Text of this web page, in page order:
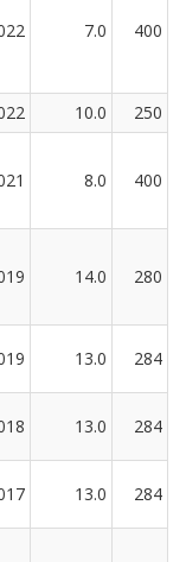
7.0 400
10.0
250
8.0 400
14.0 280
13.0 284
13.0 284
13.0 284